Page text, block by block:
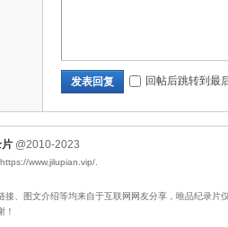
发表回复 回帖后跳转到最
@2010-2023
www.jilupian.vip/.
接、图文介绍等均来自于互联网网友分享，唯品纪录
！